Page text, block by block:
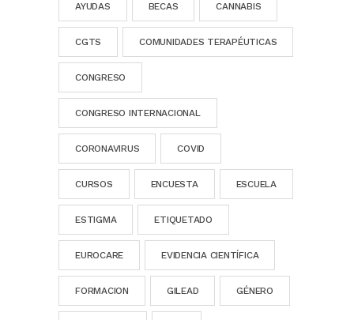
AYUDAS BECAS CANNABIS
CGTS COMUNIDADES TERAPÉUTICAS
CONGRESO
CONGRESO INTERNACIONAL
CORONAVIRUS COVID
CURSOS ENCUESTA ESCUELA
ESTIGMA ETIQUETADO
EUROCARE EVIDENCIA CIENTÍFICA
FORMACION GILEAD GÉNERO